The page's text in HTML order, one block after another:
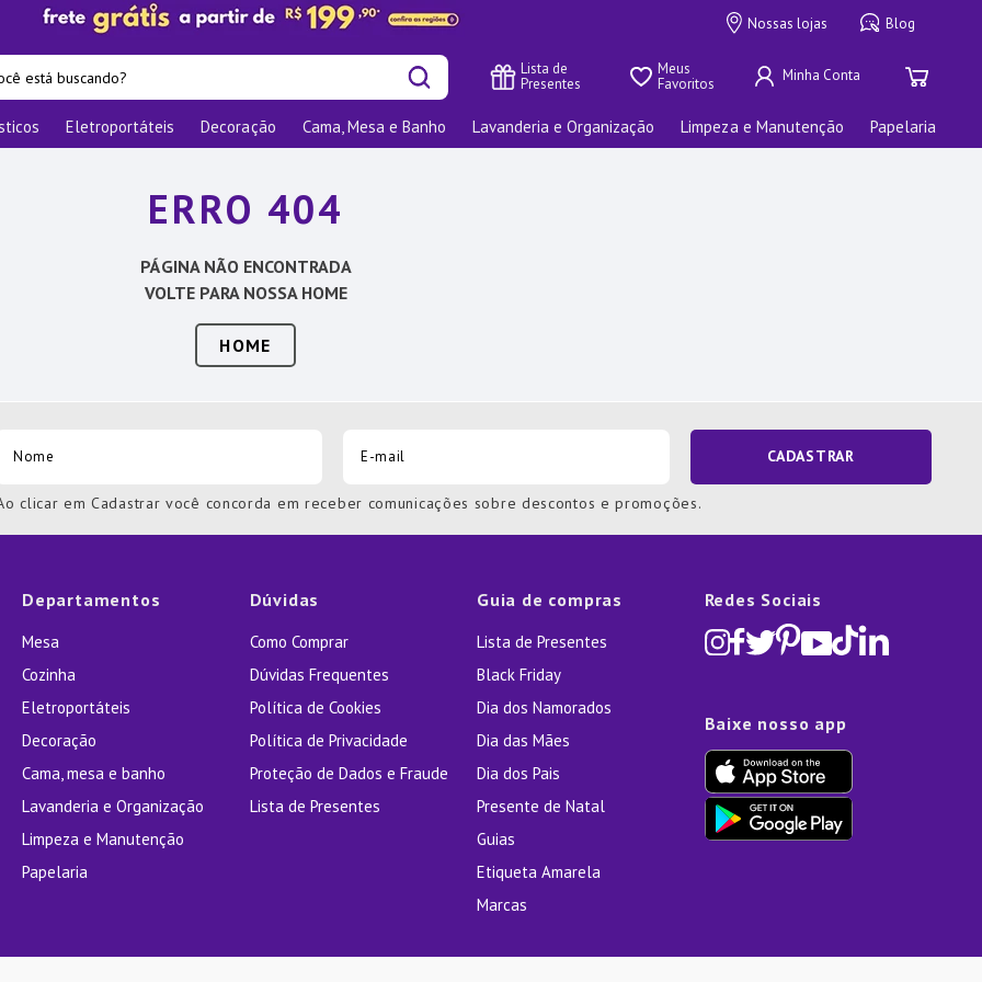
Nossas lojas Blog
está buscando?
Lista de
Presentes
Meus
Favoritos
Eletroportáteis Decoração Cama, Mesa e Banho Lavanderia e Organização Limpeza e Manutenção Papelaria
ERRO 404
PÁGINA NÃO ENCONTRADA
VOLTE PARA NOSSA HOME
HOME
CADASTRAR
clicar em Cadastrar você concorda em receber comunicações sobre descontos e promoções.
Departamentos
Mesa
Cozinha
Eletroportáteis
Decoração
Cama, mesa e banho
Lavanderia e Organização
Limpeza e Manutenção
Papelaria
Dúvidas
Como Comprar
Dúvidas Frequentes
Política de Cookies
Política de Privacidade
Proteção de Dados e Fraude
Lista de Presentes
Guia de compras
Lista de Presentes
Black Friday
Dia dos Namorados
Dia das Mães
Dia dos Pais
Presente de Natal
Guias
Etiqueta Amarela
Marcas
Redes Sociais
Baixe nosso app
buscados